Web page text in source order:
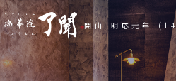
開山 明応元年